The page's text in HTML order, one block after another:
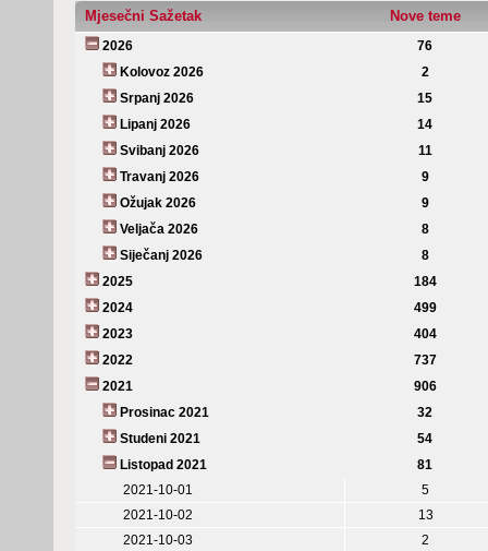
Mjesečni Sažetak Nove teme
2026
76
Kolovoz 2026
2
Srpanj 2026
15
Lipanj 2026
14
Svibanj 2026
11
Travanj 2026
9
Ožujak 2026
9
Veljača 2026
8
Siječanj 2026
8
2025
184
2024
499
2023
404
2022
737
2021
906
Prosinac 2021
32
Studeni 2021
54
Listopad 2021
81
2021-10-01
5
2021-10-02
13
2021-10-03
2